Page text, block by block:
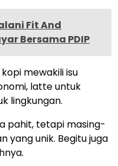
Fit And
Bersama PDIP
mewakili isu
latte untuk
lingkungan.
pahit, tetapi masing-
yang unik. Begitu juga